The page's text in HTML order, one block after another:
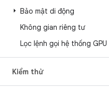
Bảo mật di động
Không gian riêng tư
Lọc lệnh gọi hệ thống GPU
Kiểm thử